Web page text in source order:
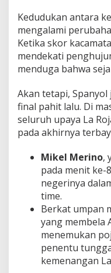
Kedudukan antara
mengalami
Ketika skor
mendekati
menduga bahwa
Akan tetapi,
final pahit lalu. Di
seluruh upaya La
pada akhirnya
Mikel Merino,
pada menit ke-
negerinya
time.
Berkat umpan
yang membela
menemukan
penentu
kemenangan